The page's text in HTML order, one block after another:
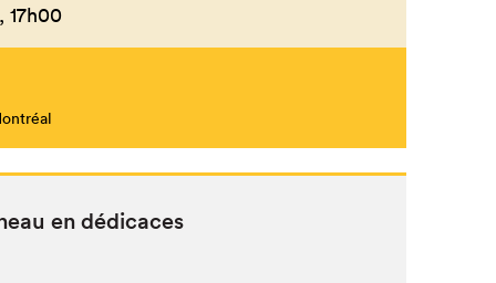
17h00
en dédicaces